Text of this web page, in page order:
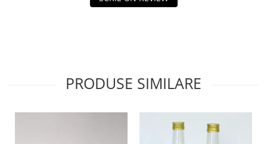
PRODUSE SIMILARE